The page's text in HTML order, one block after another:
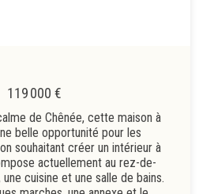
119 000 €
de Chênée, cette maison à
belle opportunité pour les
souhaitant créer un intérieur à
actuellement au rez-de-
cuisine et une salle de bains.